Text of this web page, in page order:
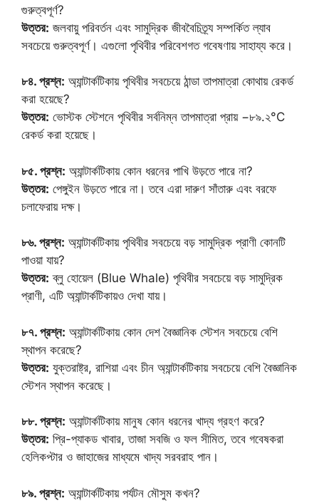
গুরুত্বপূর্ণ?
উত্তর: জলবায়ু পরিবর্তন এবং সামুদ্রিক জীববৈচিত্র্য সম্পর্কিত ল্যাব
সবচেয়ে গুরুত্বপূর্ণ। এগুলো পৃথিবীর পরিবেশগত গবেষণায় সাহায্য করে।
৮৪. প্রশ্ন: অ্যান্টার্কটিকায় পৃথিবীর সবচেয়ে ঠান্ডা তাপমাত্রা কোথায় রেকর্ড
করা হয়েছে?
উত্তর: ভোস্টক স্টেশনে পৃথিবীর সর্বনিম্ন তাপমাত্রা প্রায় −৮৯.২°C
রেকর্ড করা হয়েছে।
৮৫. প্রশ্ন: অ্যান্টার্কটিকায় কোন ধরনের পাখি উড়তে পারে না?
উত্তর: পেঙ্গুইন উড়তে পারে না। তবে এরা দারুণ সাঁতারু এবং বরফে
চলাফেরায় দক্ষ।
৮৬. প্রশ্ন: অ্যান্টার্কটিকায় পৃথিবীর সবচেয়ে বড় সামুদ্রিক প্রাণী কোনটি
পাওয়া যায়?
উত্তর: ব্লু হোয়েল (Blue Whale) পৃথিবীর সবচেয়ে বড় সামুদ্রিক
প্রাণী, এটি অ্যান্টার্কটিকায়ও দেখা যায়।
৮৭. প্রশ্ন: অ্যান্টার্কটিকায় কোন দেশ বৈজ্ঞানিক স্টেশন সবচেয়ে বেশি
স্থাপন করেছে?
উত্তর: যুক্তরাষ্ট্র, রাশিয়া এবং চীন অ্যান্টার্কটিকায় সবচেয়ে বেশি বৈজ্ঞানিক
স্টেশন স্থাপন করেছে।
৮৮. প্রশ্ন: অ্যান্টার্কটিকায় মানুষ কোন ধরনের খাদ্য গ্রহণ করে?
উত্তর: প্রি-প্যাকড খাবার, তাজা সবজি ও ফল সীমিত, তবে গবেষকরা
হেলিকপ্টার ও জাহাজের মাধ্যমে খাদ্য সরবরাহ পান।
৮৯. প্রশ্ন: অ্যান্টার্কটিকায় পর্যটন মৌসুম কখন?